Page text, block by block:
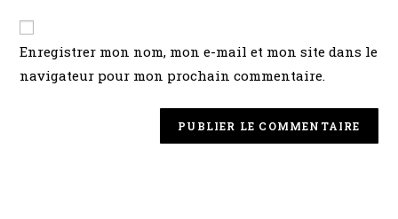
Enregistrer mon nom, mon e-mail et mon site dans le
navigateur pour mon prochain commentaire.